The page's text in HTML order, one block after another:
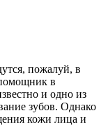
пожалуй, в
в
и одно из
зубов. Однако
кожи лица и